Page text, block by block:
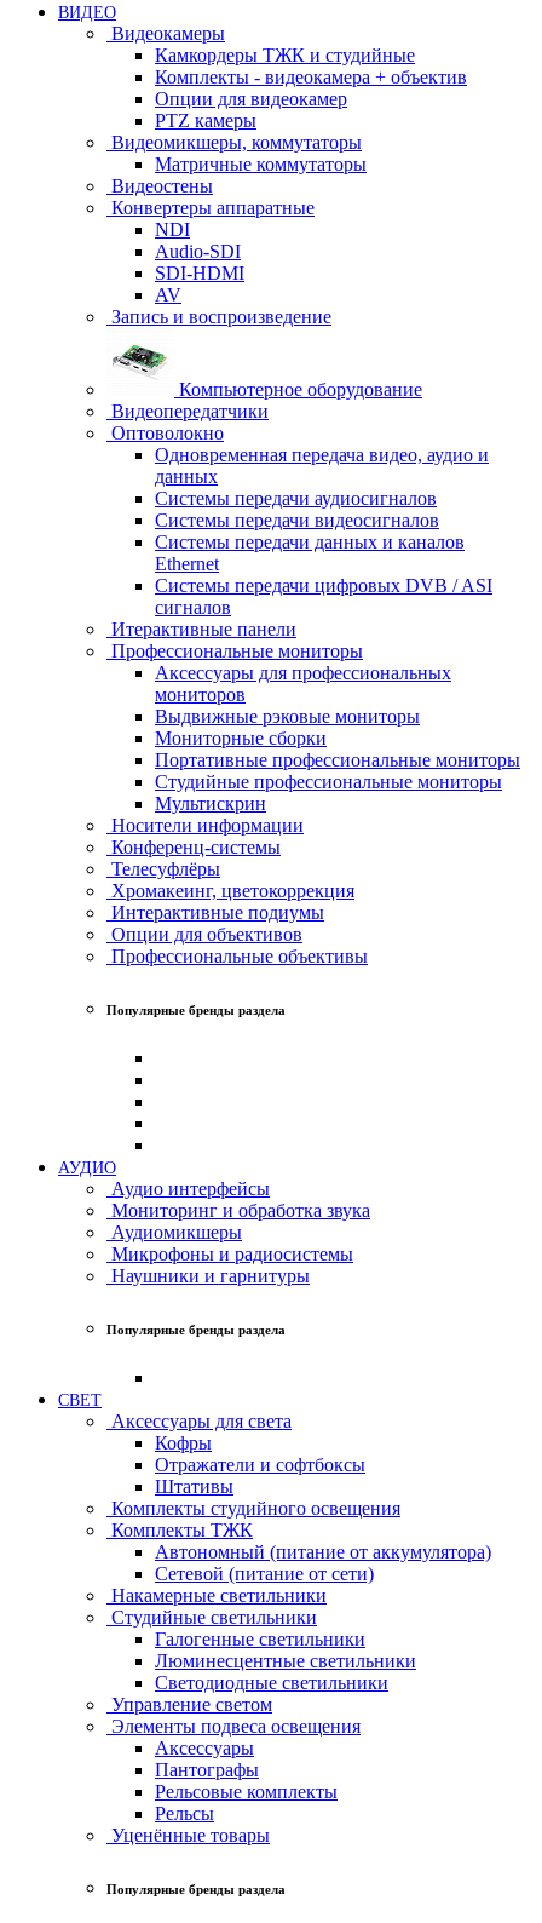
ВИДЕО
Видеокамеры
Камкордеры ТЖК и студийные
Комплекты - видеокамера + объектив
Опции для видеокамер
PTZ камеры
Видеомикшеры, коммутаторы
Матричные коммутаторы
Видеостены
Конвертеры аппаратные
NDI
Audio-SDI
SDI-HDMI
AV
Запись и воспроизведение
Компьютерное оборудование
Видеопередатчики
Оптоволокно
Одновременная передача видео, аудио и
данных
Системы передачи аудиосигналов
Системы передачи видеосигналов
Системы передачи данных и каналов
Ethernet
Системы передачи цифровых DVB / ASI
сигналов
Итерактивные панели
Профессиональные мониторы
Аксессуары для профессиональных
мониторов
Выдвижные рэковые мониторы
Мониторные сборки
Портативные профессиональные мониторы
Студийные профессиональные мониторы
Мультискрин
Носители информации
Конференц-системы
Телесуфлёры
Хромакеинг, цветокоррекция
Интерактивные подиумы
Опции для объективов
Профессиональные объективы
Популярные бренды раздела
АУДИО
Аудио интерфейсы
Мониторинг и обработка звука
Аудиомикшеры
Микрофоны и радиосистемы
Наушники и гарнитуры
Популярные бренды раздела
СВЕТ
Аксессуары для света
Кофры
Отражатели и софтбоксы
Штативы
Комплекты студийного освещения
Комплекты ТЖК
Автономный (питание от аккумулятора)
Сетевой (питание от сети)
Накамерные светильники
Студийные светильники
Галогенные светильники
Люминесцентные светильники
Светодиодные светильники
Управление светом
Элементы подвеса освещения
Аксессуары
Пантографы
Рельсовые комплекты
Рельсы
Уценённые товары
Популярные бренды раздела